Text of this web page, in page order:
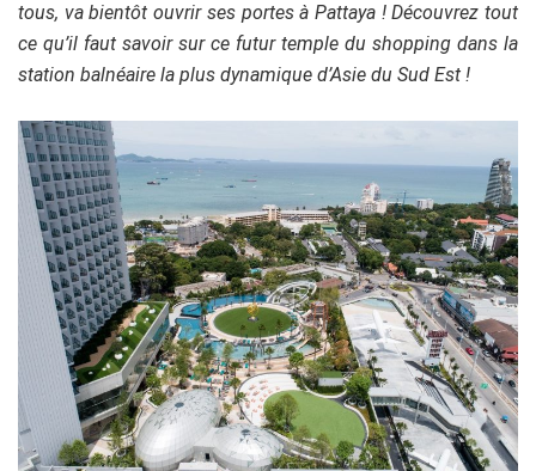
tous, va bientôt ouvrir ses portes à Pattaya ! Découvrez tout
ce qu’il faut savoir sur ce futur temple du shopping dans la
station balnéaire la plus dynamique d’Asie du Sud Est !